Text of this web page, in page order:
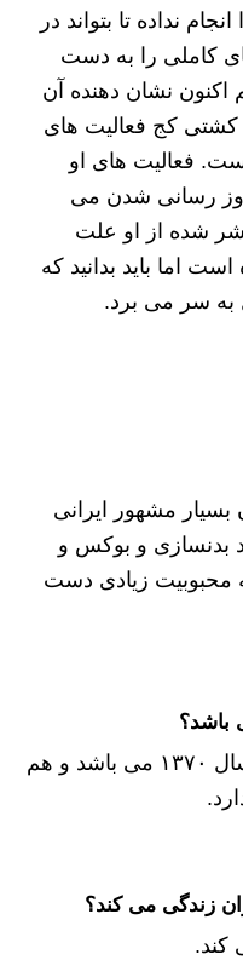
نداده تا بتواند در
کاملی را به دست
اکنون نشان دهنده آن
کشتی کج فعالیت های
فعالیت های او
رسانی شدن می
شده از او علت
اما باید بدانید که
به سر می برد.
مشهور ایرانی
بدنسازی و بوکس و
محبوبیت زیادی دست
باشد؟
سجاد غریبی متولد ۲۸ آذر ماه سال ۱۳۷۰ می باشد و هم
زندگی می کند؟
کند.